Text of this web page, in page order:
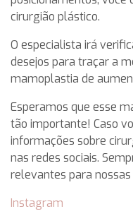
cirurgião plástico.
O especialista irá
desejos para traçar a
mamoplastia de
Esperamos que esse
tão importante! Caso
informações sobre
nas redes sociais.
relevantes para
Instagram